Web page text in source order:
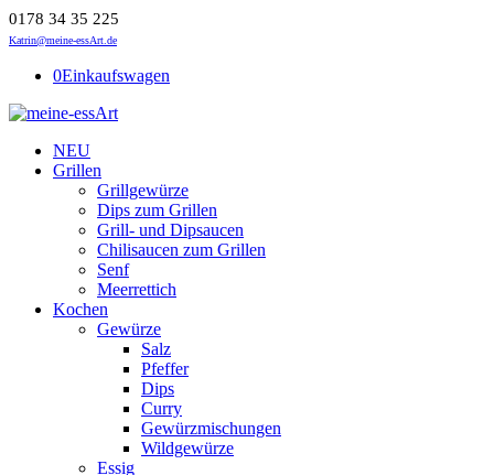
0178 34 35 225
Katrin@meine-essArt.de
0Einkaufswagen
NEU
Grillen
Grillgewürze
Dips zum Grillen
Grill- und Dipsaucen
Chilisaucen zum Grillen
Senf
Meerrettich
Kochen
Gewürze
Salz
Pfeffer
Dips
Curry
Gewürzmischungen
Wildgewürze
Essig